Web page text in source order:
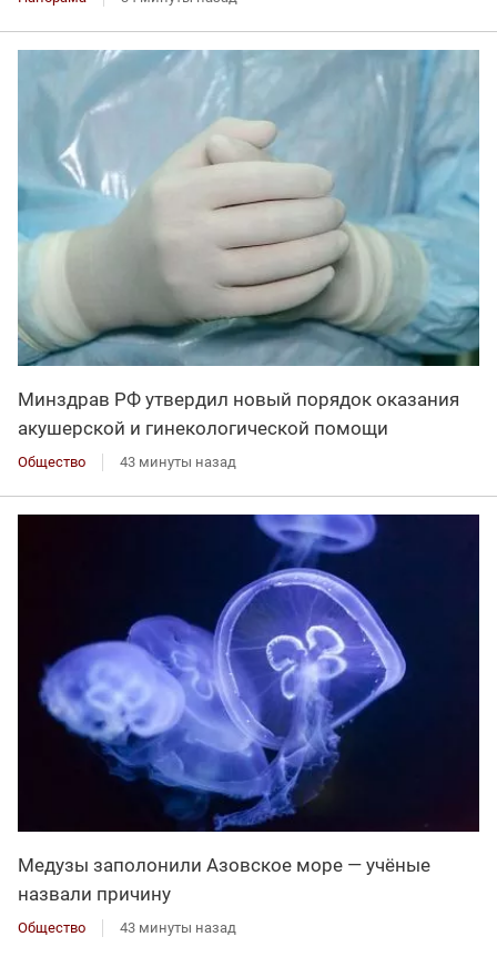
Минздрав РФ утвердил новый порядок оказания
акушерской и гинекологической помощи
Общество 43 минуты назад
Медузы заполонили Азовское море — учёные
назвали причину
Общество 43 минуты назад